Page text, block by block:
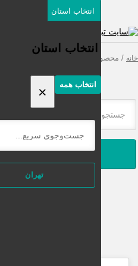
انتخاب استان
انتخاب استان
انتخاب همه ×
تهران
برچسب خورده “ماساژور خانگی”
جستجو